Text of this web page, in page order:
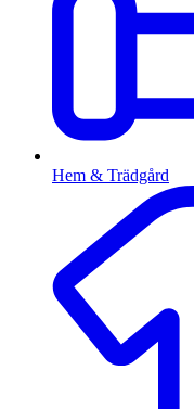
Hem & Trädgård